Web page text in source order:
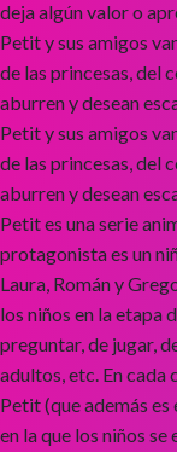
deja algún valor o
Petit y sus amigos
de las princesas, del
aburren y desean
Petit y sus amigos
de las princesas, del
aburren y desean
Petit es una serie
protagonista es un
Laura, Román y
los niños en la etapa
preguntar, de jugar,
adultos, etc. En
Petit (que además
en la que los niños